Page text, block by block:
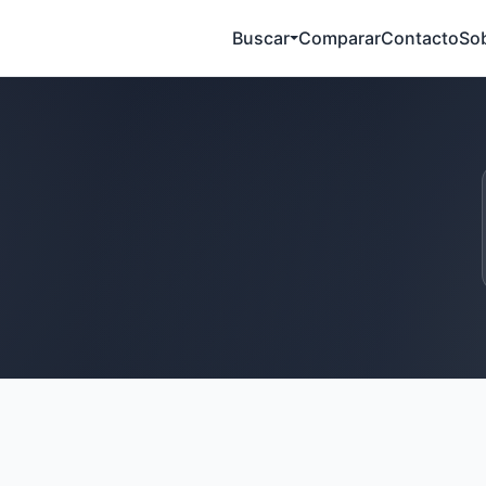
Buscar CompararContacto